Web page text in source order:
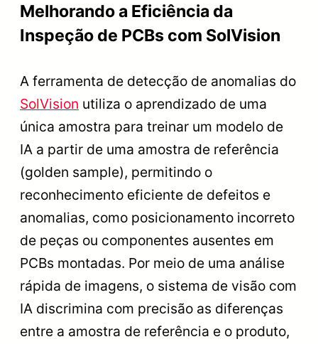
Melhorando a Eficiência da
Inspeção de PCBs com SolVision
A ferramenta de detecção de anomalias do
SolVision utiliza o aprendizado de uma
única amostra para treinar um modelo de
IA a partir de uma amostra de referência
(golden sample), permitindo o
reconhecimento eficiente de defeitos e
anomalias, como posicionamento incorreto
de peças ou componentes ausentes em
PCBs montadas. Por meio de uma análise
rápida de imagens, o sistema de visão com
IA discrimina com precisão as diferenças
entre a amostra de referência e o produto,